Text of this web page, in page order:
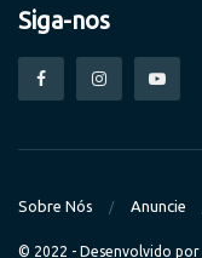
Siga-nos
Sobre Nós Anuncie
© 2022 - Desenvolvido por